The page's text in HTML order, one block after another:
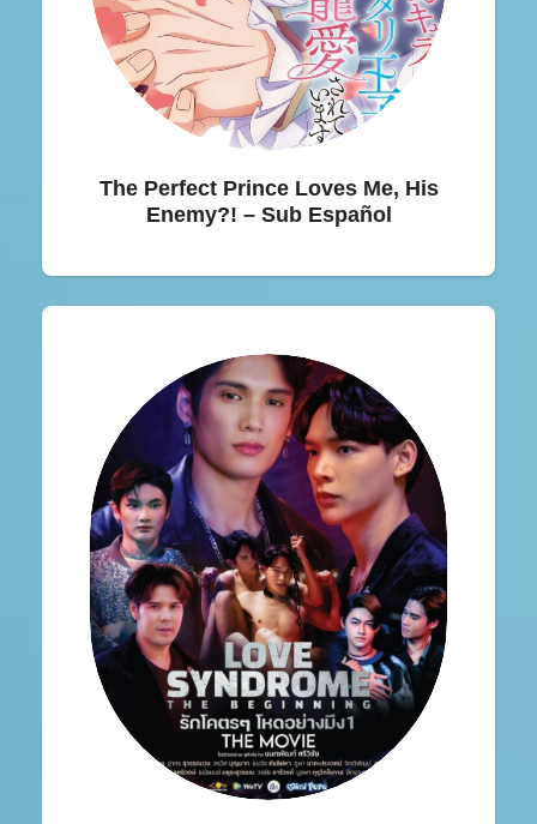
The Perfect Prince Loves Me, His
Enemy?! – Sub Español